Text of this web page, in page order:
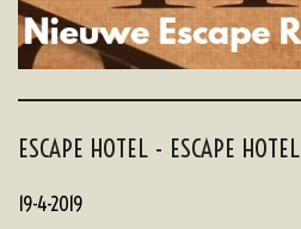
ESCAPE HOTEL - ESCAPE HOTEL
19-4-2019